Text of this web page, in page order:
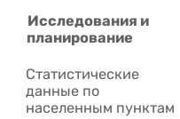
Исследования и
планирование
Статистические
данные по
населенным пунктам